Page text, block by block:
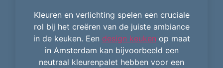
Kleuren en verlichting spelen een cruciale
rol bij het creëren van de juiste ambiance
in de keuken. Een design keuken op maat
in Amsterdam kan bijvoorbeeld een
neutraal kleurenpalet hebben voor een